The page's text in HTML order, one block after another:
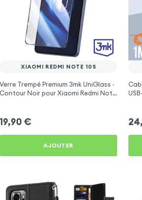
XIAOMI REDMI NOTE 10S
Verre Trempé Premium 3mk UniGlass -
Contour Noir pour Xiaomi Redmi Note
19,90 €
AJOUTER